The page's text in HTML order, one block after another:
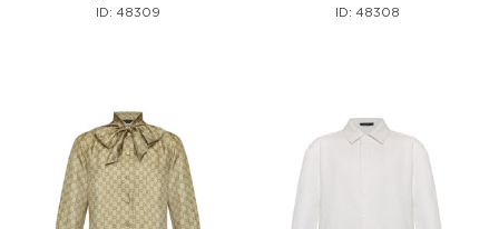
ID: 48309 ID: 48308